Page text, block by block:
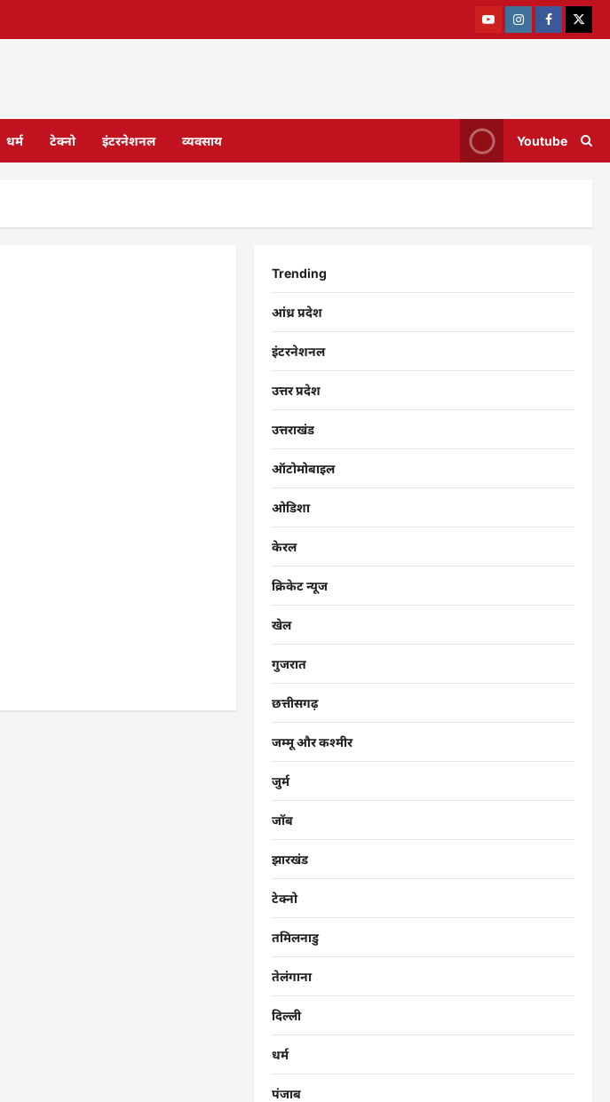
धर्म टेक्नो इंटरनेशनल व्यवसाय Youtube
Trending
आंध्र प्रदेश
इंटरनेशनल
उत्तर प्रदेश
उत्तराखंड
ऑटोमोबाइल
ओडिशा
केरल
क्रिकेट न्यूज
खेल
गुजरात
छत्तीसगढ़
जम्मू और कश्मीर
जुर्म
जॉब
झारखंड
टेक्नो
तमिलनाडु
तेलंगाना
दिल्ली
धर्म
पंजाब